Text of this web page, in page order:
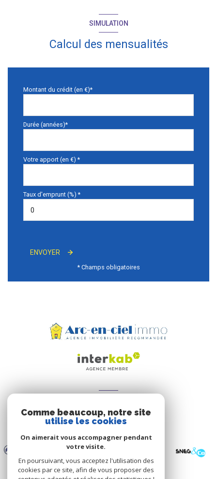
SIMULATION
Calcul des mensualités
Montant du crédit (en €)*
Durée (années)*
Votre apport (en €) *
Taux d'emprunt (%) *
ENVOYER
* Champs obligatoires
Nous adhérons
Comme beaucoup, notre site
utilise les cookies
On aimerait vous accompagner pendant
votre visite.
En poursuivant, vous acceptez l'utilisation des
cookies par ce site, afin de vous proposer des